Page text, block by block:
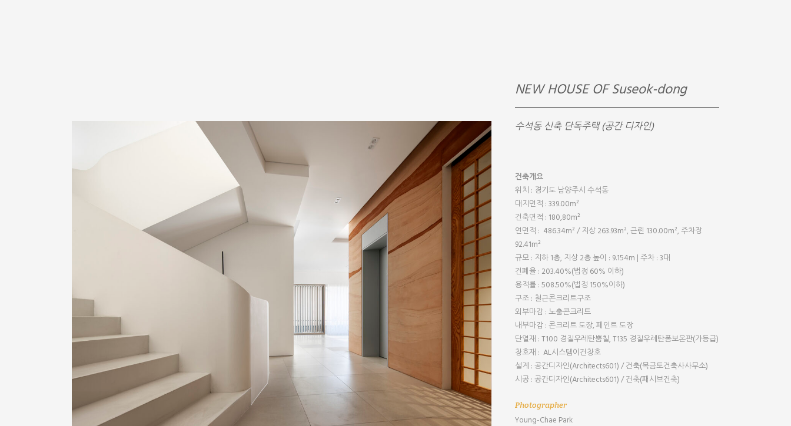
NEW HOUSE OF Suseok-dong
수석동 신축 단독주택 (공간 디자인)
건축개요
위치 : 경기도 남양주시 수석동
대지면적 : 339.00m²
건축면적 : 180,80m²
연면적 : 486.34m² / 지상 263.93m², 근린 130.00m², 주차장
92.41m²
규모 : 지하 1층, 지상 2층 높이 : 9.154m | 주차 : 3대
건폐율 : 203.40%(법정 60% 이하)
용적률 : 508.50%(법정 150%이하)
구조 : 철근콘크리트구조
외부마감 : 노출콘크리트
내부마감 : 콘크리트 도장, 페인트 도장
단열재 : T100 경질우레탄뿜칠, T135 경질우레탄폼보온판(가등급)
창호재 : AL시스템이건창호
설계 : 공간디자인(Architects601) / 건축(목금토건축사사무소)
시공 : 공간디자인(Architects601) / 건축(패시브건축)
Photographer
Young-Chae Park